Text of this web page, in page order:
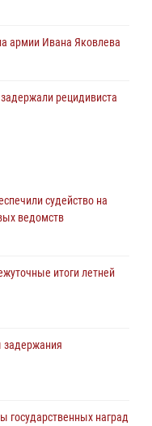
армии Ивана Яковлева
рецидивиста
военно-полевые
воров в Челябинске
горячим следам
судейство на
ведомств
итоги летней
задержания
государственных наград